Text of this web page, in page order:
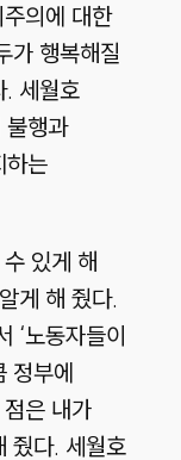
의에 대한
가 행복해질
. 세월호
불행과
하는
있게 해
게 해 줬다.
‘노동자들이
정부에
은 내가
줬다. 세월호